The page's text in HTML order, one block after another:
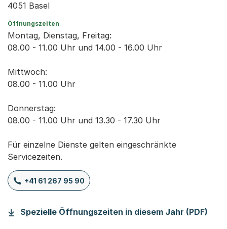
4051 Basel
Öffnungszeiten
Montag, Dienstag, Freitag:
08.00 - 11.00 Uhr und 14.00 - 16.00 Uhr
Mittwoch:
08.00 - 11.00 Uhr
Donnerstag:
08.00 - 11.00 Uhr und 13.30 - 17.30 Uhr
Für einzelne Dienste gelten eingeschränkte
Servicezeiten.
+41 61 267 95 90
Spezielle Öffnungszeiten in diesem Jahr (PDF)